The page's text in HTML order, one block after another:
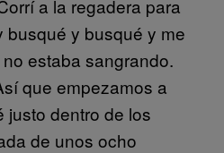
a la regadera para
busqué y busqué y me
estaba sangrando.
que empezamos a
justo dentro de los
de unos ocho